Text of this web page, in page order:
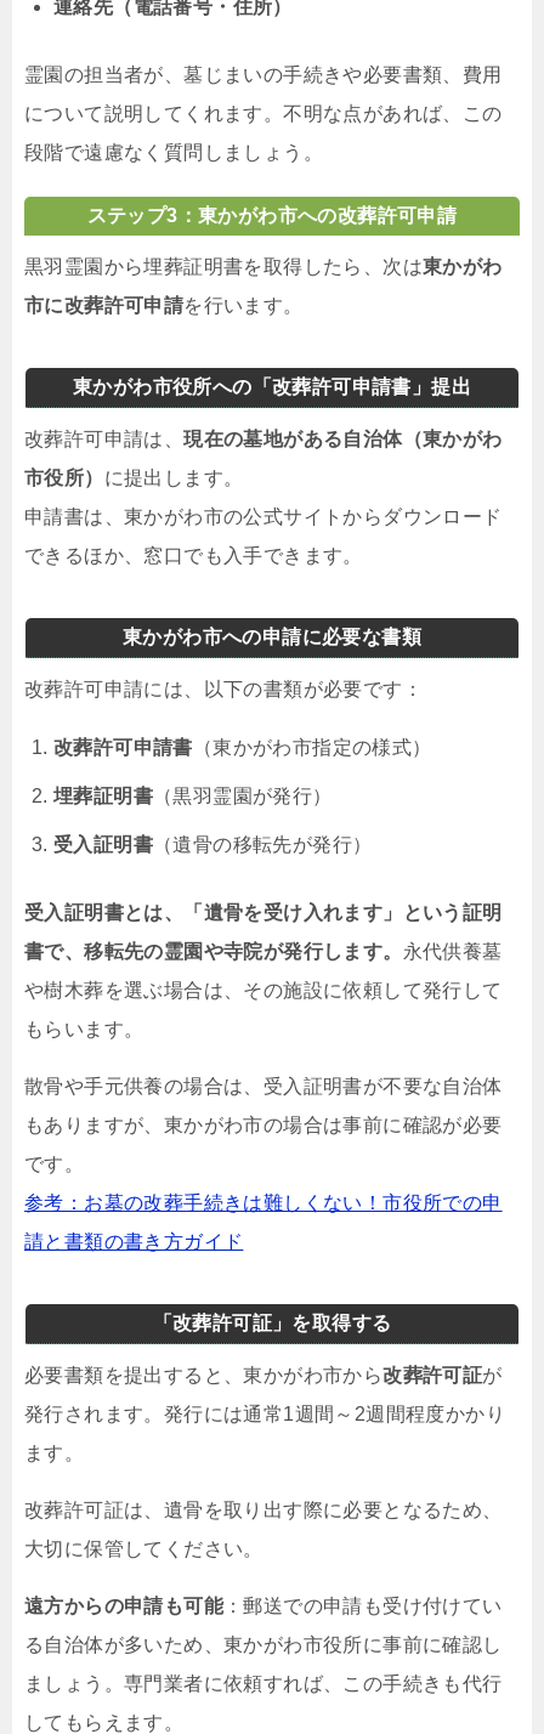
連絡先（電話番号・住所）
霊園の担当者が、墓じまいの手続きや必要書類、費用
について説明してくれます。不明な点があれば、この
段階で遠慮なく質問しましょう。
ステップ3：東かがわ市への改葬許可申請
黒羽霊園から埋葬証明書を取得したら、次は東かがわ
市に改葬許可申請を行います。
東かがわ市役所への「改葬許可申請書」提出
改葬許可申請は、現在の墓地がある自治体（東かがわ
市役所） に提出します。
申請書は、東かがわ市の公式サイトからダウンロード
できるほか、窓口でも入手できます。
東かがわ市への申請に必要な書類
改葬許可申請には、以下の書類が必要です：
改葬許可申請書 （東かがわ市指定の様式）
埋葬証明書 （黒羽霊園が発行）
受入証明書 （遺骨の移転先が発行）
受入証明書とは、「遺骨を受け入れます」という証明
書で、移転先の霊園や寺院が発行します。 永代供養墓
や樹木葬を選ぶ場合は、その施設に依頼して発行して
もらいます。
散骨や手元供養の場合は、受入証明書が不要な自治体
もありますが、東かがわ市の場合は事前に確認が必要
です。
参考：お墓の改葬手続きは難しくない！市役所での申
請と書類の書き方ガイド
「改葬許可証」を取得する
必要書類を提出すると、東かがわ市から改葬許可証が
発行されます。発行には通常1週間～2週間程度かかり
ます。
改葬許可証は、遺骨を取り出す際に必要となるため、
大切に保管してください。
遠方からの申請も可能：郵送での申請も受け付けてい
る自治体が多いため、東かがわ市役所に事前に確認し
ましょう。専門業者に依頼すれば、この手続きも代行
してもらえます。